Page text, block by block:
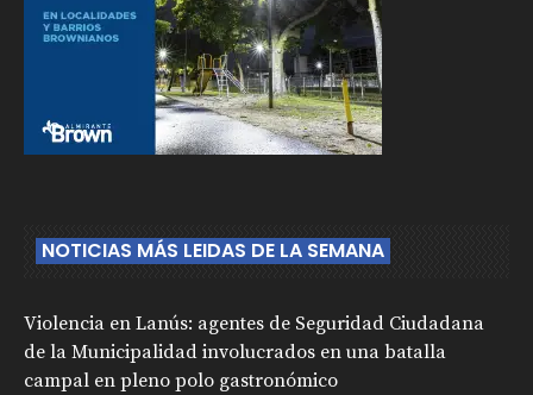
NOTICIAS MÁS LEIDAS DE LA SEMANA
Violencia en Lanús: agentes de Seguridad Ciudadana
de la Municipalidad involucrados en una batalla
campal en pleno polo gastronómico